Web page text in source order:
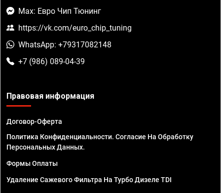
Max: Евро Чип Тюнинг
https://vk.com/euro_chip_tuning
WhatsApp: +79317082148
+7 (986) 089-04-39
Правовая информация
Договор-Оферта
Политика Конфиденциальности. Согласие На Обработку
Персональных Данных.
Формы Оплаты
Удаление Сажевого Фильтра На Турбо Дизеле TDI